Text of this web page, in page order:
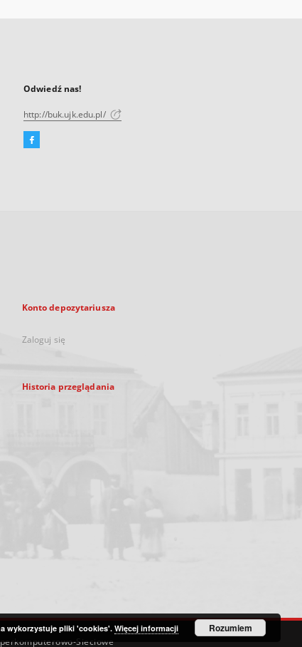
Odwiedź nas!
http://buk.ujk.edu.pl/
Facebook
Konto depozytariusza
Zaloguj się
Historia przeglądania
Sieciowe
wykorzystuje pliki 'cookies'.Więcej informacji Rozumiem